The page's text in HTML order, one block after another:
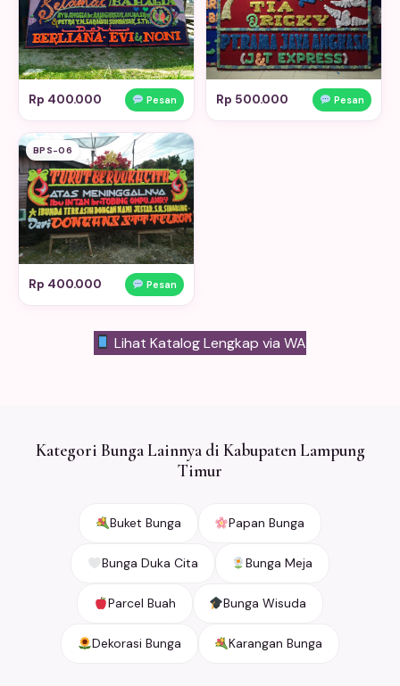
Rp 400.000 Pesan Rp 500.000 Pesan
BPS-06
Rp 400.000 Pesan
Lihat Katalog Lengkap via WA
Kategori Bunga Lainnya di Kabupaten Lampung
Timur
Buket Bunga Papan Bunga
Bunga Duka Cita Bunga Meja
Parcel Buah Bunga Wisuda
Dekorasi Bunga Karangan Bunga